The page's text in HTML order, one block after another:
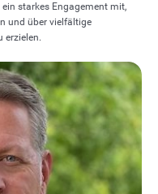
starkes Engagement mit,
und über vielfältige
erzielen.